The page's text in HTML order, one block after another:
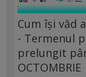
Cum își văd
- Termenul
prelungit
OCTOMBRIE